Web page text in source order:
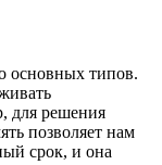
основных типов.
для решения
позволяет нам
срок, и она